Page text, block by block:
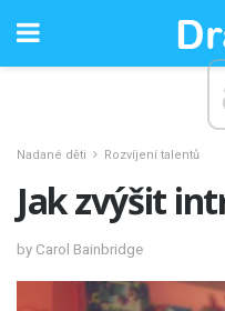
Nadané děti Rozvíjení talentů
Jak zvýšit
by Carol Bainbridge